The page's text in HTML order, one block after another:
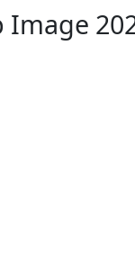
Image